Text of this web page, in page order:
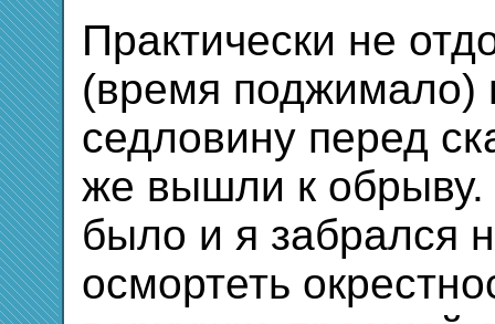
Практически не
(время поджимало)
седловину перед
же вышли к обрыву.
было и я забрался
осмортеть